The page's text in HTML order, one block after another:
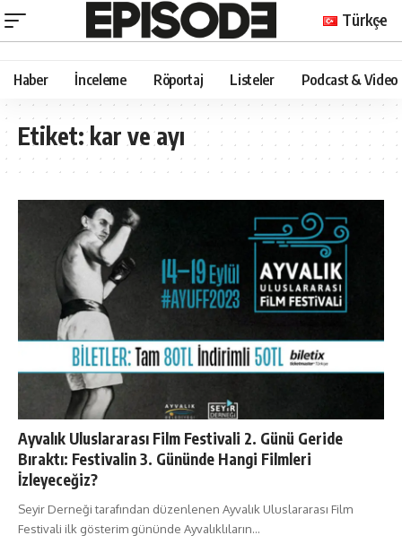
Türkçe
Haber İnceleme Röportaj Listeler Podcast & Video
Etiket:kar ve ayı
Ayvalık Uluslararası Film Festivali 2. Günü Geride
Bıraktı: Festivalin 3. Gününde Hangi Filmleri
İzleyeceğiz?
Seyir Derneği tarafından düzenlenen Ayvalık Uluslararası Film
Festivali ilk gösterim gününde Ayvalıklıların…